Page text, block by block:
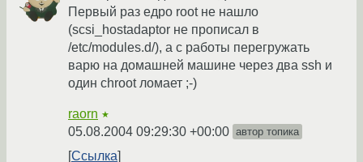
Первый раз едро root не нашло
(scsi_hostadaptor не прописал в
/etc/modules.d/), а с работы перегружать
варю на домашней машине через два ssh и
один chroot ломает ;-)
raorn ★
05.08.2004 09:29:30 +00:00 автор топика
Ссылка